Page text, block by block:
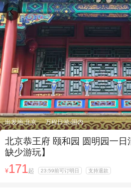
出发地:北京 万程日游-国内
北京恭王府 颐和园 圆明园一
缺少游玩】
¥171起 23:59前可订明日 支持退款
